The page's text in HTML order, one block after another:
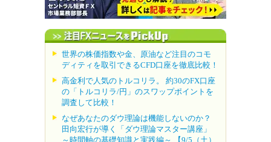
世界の株価指数や金、原油など注目のコモ
ディティを取引できるCFD口座を徹底比較！
高金利で人気のトルコリラ。 約30のFX口座
の「トルコリラ/円」のスワップポイントを
調査して比較！
なぜあなたのダウ理論は機能しないのか？
田向宏行が導く「ダウ理論マスター講座」
～時間軸の基礎知識と実践編～ 【9/5（土）